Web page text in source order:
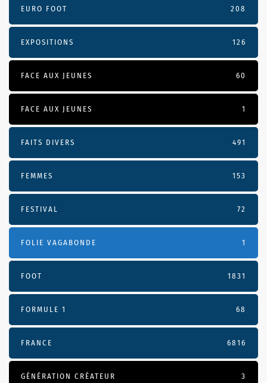
EURO FOOT 208
EXPOSITIONS 126
FACE AUX JEUNES 60
FACE AUX JEUNES 1
FAITS DIVERS 491
FEMMES 153
FESTIVAL 72
FOLIE VAGABONDE 1
FOOT 1831
FORMULE 1 68
FRANCE 6816
GÉNÉRATION CRÉATEUR 3